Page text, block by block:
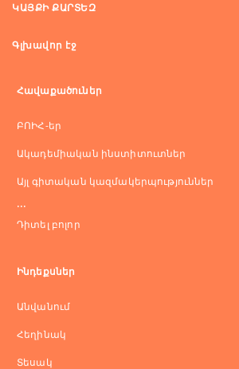
ԿԱՅՔԻ ՔԱՐՏԵԶ
Գլխավոր էջ
Հավաքածուներ
ԲՈԻՀ-եր
Ակադեմիական ինստիտուտներ
Այլ գիտական կազմակերպություններ
...
Դիտել բոլոր
Ինդեքսներ
Անվանում
Հեղինակ
Տեսակ